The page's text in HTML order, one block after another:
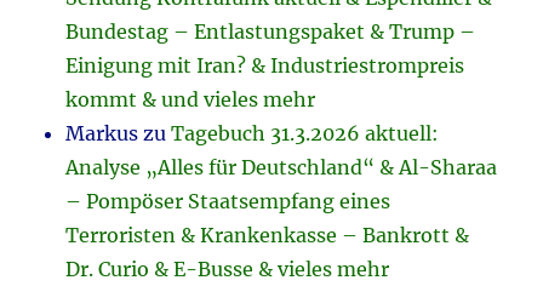
Bundestag – Entlastungspaket & Trump –
Einigung mit Iran? & Industriestrompreis
kommt & und vieles mehr
Markus zuTagebuch 31.3.2026 aktuell:
Analyse „Alles für Deutschland“ & Al-Sharaa
– Pompöser Staatsempfang eines
Terroristen & Krankenkasse – Bankrott &
Dr. Curio & E-Busse & vieles mehr